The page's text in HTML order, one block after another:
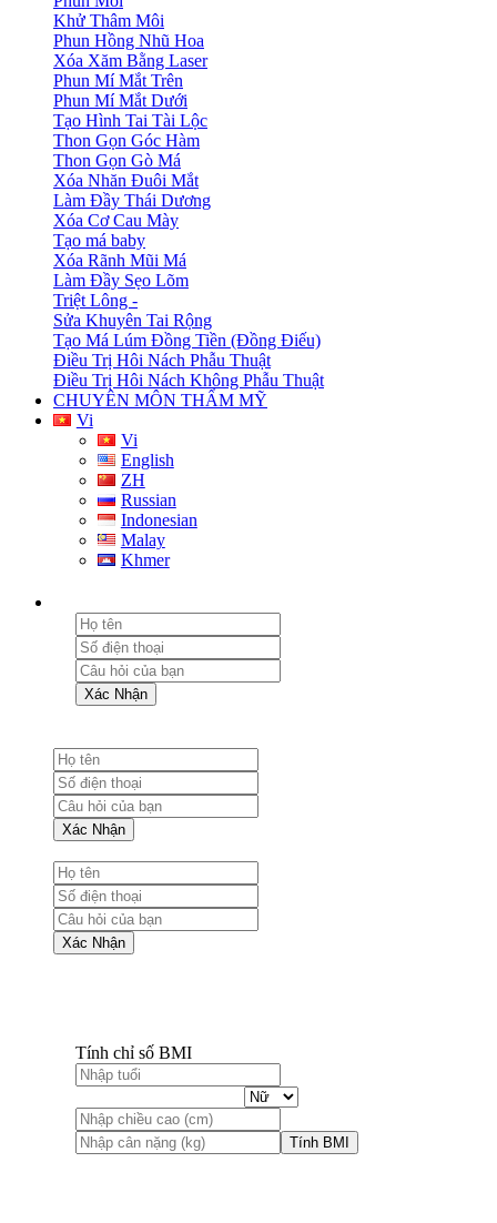
Khử Thâm Môi
Phun Hồng Nhũ Hoa
Xóa Xăm Bằng Laser
Phun Mí Mắt Trên
Phun Mí Mắt Dưới
Tạo Hình Tai Tài Lộc
Thon Gọn Góc Hàm
Thon Gọn Gò Má
Xóa Nhăn Đuôi Mắt
Làm Đầy Thái Dương
Xóa Cơ Cau Mày
Tạo má baby
Xóa Rãnh Mũi Má
Làm Đầy Sẹo Lõm
Triệt Lông -
Sửa Khuyên Tai Rộng
Tạo Má Lúm Đồng Tiền (Đồng Điếu)
Điều Trị Hôi Nách Phẫu Thuật
Điều Trị Hôi Nách Không Phẫu Thuật
CHUYÊN MÔN THẨM MỸ
Vi
Vi
English
ZH
Russian
Indonesian
Malay
Khmer
Xác Nhận
Xác Nhận
Xác Nhận
Tính chỉ số BMI
Tính BMI